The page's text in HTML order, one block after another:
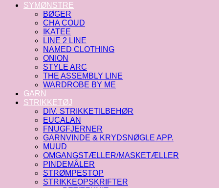
SYMØNSTRE
BØGER
CHA COUD
IKATEE
LINE 2 LINE
NAMED CLOTHING
ONION
STYLE ARC
THE ASSEMBLY LINE
WARDROBE BY ME
GARN
STRIKKETØJ
DIV. STRIKKETILBEHØR
EUCALAN
FNUGFJERNER
GARNVINDE & KRYDSNØGLE APP.
MUUD
OMGANGSTÆLLER/MASKETÆLLER
PINDEMÅLER
STRØMPESTOP
STRIKKEOPSKRIFTER